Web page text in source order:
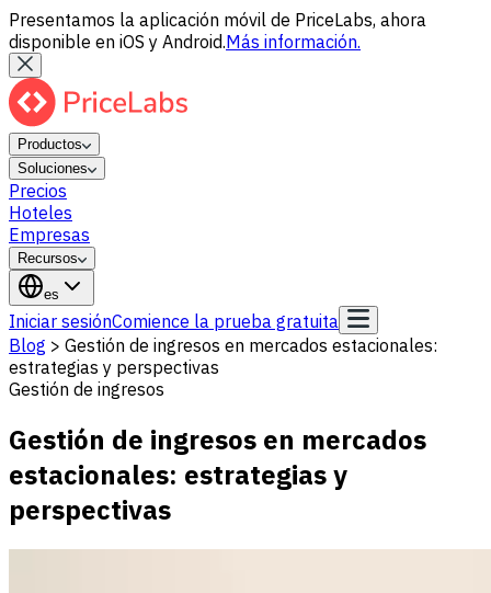
Presentamos la aplicación móvil de PriceLabs, ahora
disponible en iOS y Android.Más información.
Productos
Soluciones
Precios
Hoteles
Empresas
Recursos
es
Iniciar sesiónComience la prueba gratuita
Blog > Gestión de ingresos en mercados estacionales:
estrategias y perspectivas
Gestión de ingresos
Gestión de ingresos en mercados
estacionales: estrategias y
perspectivas